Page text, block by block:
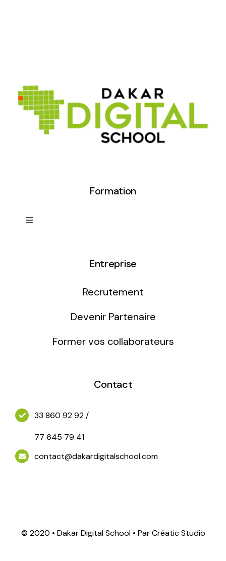
Formation
Toggle
Motion design/Vidéo
Jeux Vidéos
Entreprise
Recrutement
Devenir Partenaire
Former vos collaborateurs
Contact
33 860 92 92 /
77 645 79 41
contact@dakardigitalschool.com
© 2020 • Dakar Digital School • Par Créatic Studio